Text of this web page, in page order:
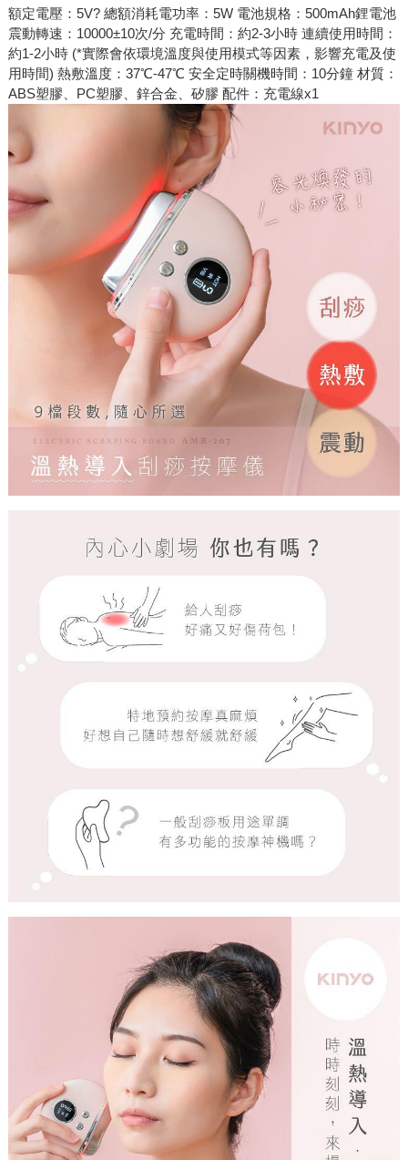
額定電壓：5V? 總額消耗電功率：5W 電池規格：500mAh鋰電池
震動轉速：10000±10次/分 充電時間：約2-3小時 連續使用時間：
約1-2小時 (*實際會依環境溫度與使用模式等因素，影響充電及使
用時間) 熱敷溫度：37℃-47℃ 安全定時關機時間：10分鐘 材質：
ABS塑膠、PC塑膠、鋅合金、矽膠 配件：充電線x1